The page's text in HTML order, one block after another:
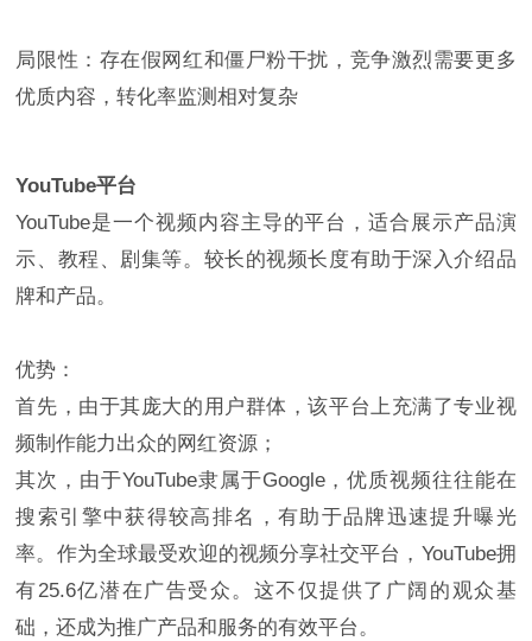
局限性：存在假网红和僵尸粉干扰，竞争激烈需要更多
优质内容，转化率监测相对复杂
YouTube平台
YouTube是一个视频内容主导的平台，适合展示产品演
示、教程、剧集等。较长的视频长度有助于深入介绍品
牌和产品。
优势：
首先，由于其庞大的用户群体，该平台上充满了专业视
频制作能力出众的网红资源；
其次，由于YouTube隶属于Google，优质视频往往能在
搜索引擎中获得较高排名，有助于品牌迅速提升曝光
率。作为全球最受欢迎的视频分享社交平台，YouTube拥
有25.6亿潜在广告受众。这不仅提供了广阔的观众基
础，还成为推广产品和服务的有效平台。